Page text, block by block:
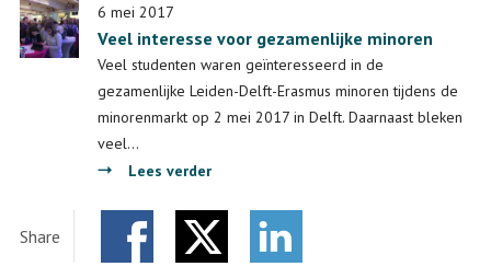
and
Financial
Governance
6 mei 2017
Veel interesse voor gezamenlijke minoren
Veel studenten waren geïnteresseerd in de
gezamenlijke Leiden-Delft-Erasmus minoren tijdens de
minorenmarkt op 2 mei 2017 in Delft. Daarnaast bleken
veel…
Lees verder
interesse
voor
Share